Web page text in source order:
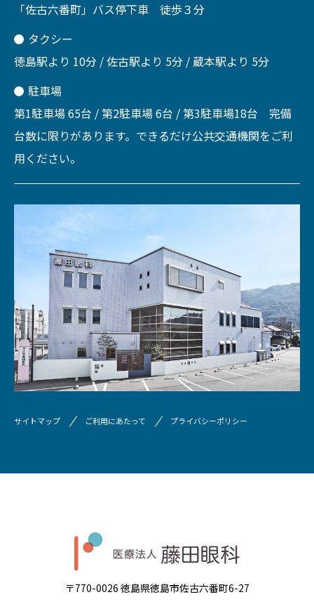
「佐古六番町」バス停下車 徒歩３分
タクシー
徳島駅より 10分 / 佐古駅より 5分 / 蔵本駅より 5分
駐車場
第1駐車場 65台 / 第2駐車場 6台 / 第3駐車場18台 完備
台数に限りがあります。できるだけ公共交通機関をご利
用ください。
サイトマップ ご利用にあたって プライバシーポリシー
〒770-0026 徳島県徳島市佐古六番町6-27